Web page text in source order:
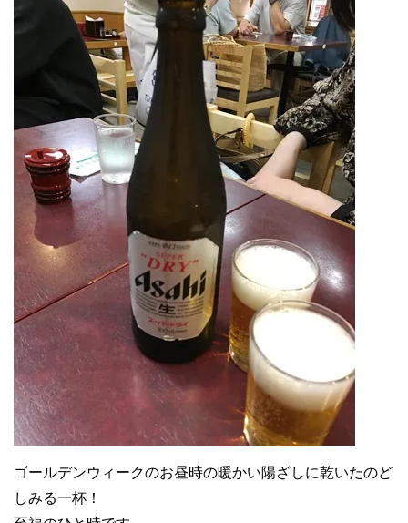
ゴールデンウィークのお昼時の暖かい陽ざしに乾いたのど
しみる一杯！